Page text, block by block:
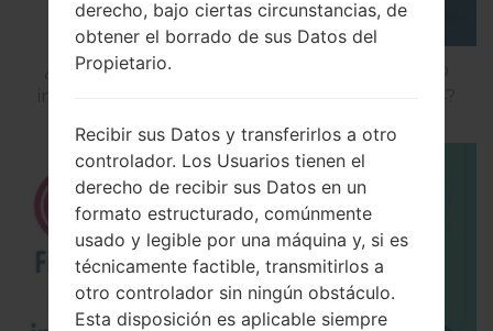
¿Cómo instalar Firmware Oficial en el teléfono
inteligente de LG mediante LG Flash Tool 2014?
derecho, bajo ciertas circunstancias, de
obtener el borrado de sus Datos del
Propietario.
Recibir sus Datos y transferirlos a otro
controlador. Los Usuarios tienen el
derecho de recibir sus Datos en un
formato estructurado, comúnmente
usado y legible por una máquina y, si es
técnicamente factible, transmitirlos a
otro controlador sin ningún obstáculo.
Esta disposición es aplicable siempre